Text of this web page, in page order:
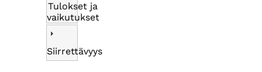
Tulokset ja
vaikutukset
Siirrettävyys